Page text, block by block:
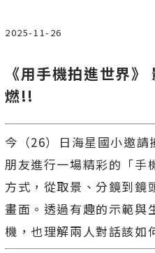
吉安鄉
秀林鄉
2025-11-26
《用手機拍進世界
燃!!
今（26）日海星國小邀
朋友進行一場精彩的「手
方式，從取景、分鏡到鏡
畫面。透過有趣的示範與
機，也理解兩人對話該如